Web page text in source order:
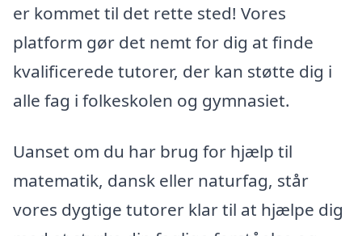
er kommet til det rette sted! Vores
platform gør det nemt for dig at finde
kvalificerede tutorer, der kan støtte dig i
alle fag i folkeskolen og gymnasiet.
Uanset om du har brug for hjælp til
matematik, dansk eller naturfag, står
vores dygtige tutorer klar til at hjælpe dig